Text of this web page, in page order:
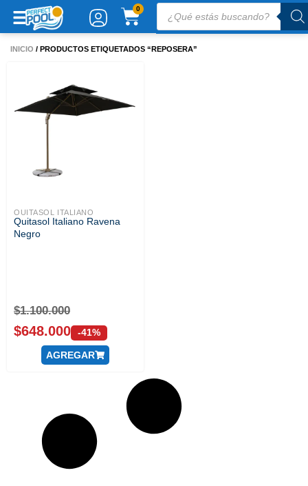
0
CARRITO
productos
INICIO / PRODUCTOS ETIQUETADOS “REPOSERA”
QUITASOL ITALIANO
Quitasol Italiano Ravena
Negro
$1.100.000
$648.000 -41%
AGREGAR